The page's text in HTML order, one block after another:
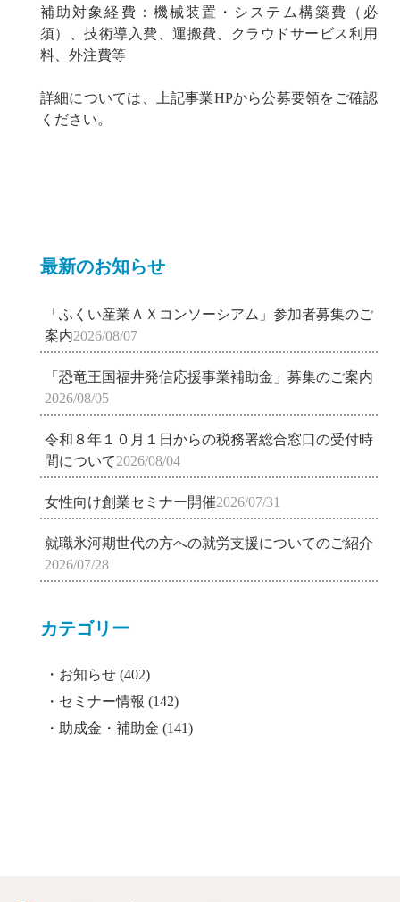
補助対象経費：機械装置・システム構築費（必
須）、技術導入費、運搬費、クラウドサービス利用
料、外注費等
詳細については、上記事業HPから公募要領をご確認
ください。
最新のお知らせ
「ふくい産業ＡＸコンソーシアム」参加者募集のご
案内2026/08/07
「恐竜王国福井発信応援事業補助金」募集のご案内
2026/08/05
令和８年１０月１日からの税務署総合窓口の受付時
間について2026/08/04
女性向け創業セミナー開催2026/07/31
就職氷河期世代の方への就労支援についてのご紹介
2026/07/28
カテゴリー
お知らせ (402)
セミナー情報 (142)
助成金・補助金 (141)